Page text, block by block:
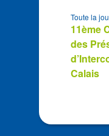
11ème
des
Calais
Toute la